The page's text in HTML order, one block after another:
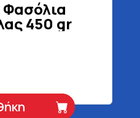
450 gr